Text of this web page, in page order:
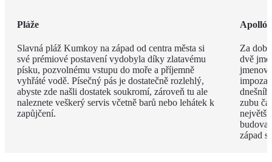
Pláže
Slavná pláž Kumkoy na západ od centra města si
své prémiové postavení vydobyla díky zlatavému
písku, pozvolnému vstupu do moře a příjemně
vyhřáté vodě. Písečný pás je dostatečně rozlehlý,
abyste zde našli dostatek soukromí, zároveň tu ale
naleznete veškerý servis včetně barů nebo lehátek k
zapůjčení.
Za dob
dvě
zubu
největší
budova
západ